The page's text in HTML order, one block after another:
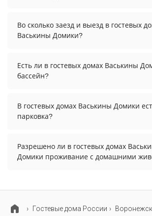
Васькины Домики начинается от
Чтобы увидеть актуальные цены на
Во сколько заезд и выезд в гостевых
Васькины Домики?
осуществить до 12:00.
Есть ли в гостевых домах Васькины
бассейн?
бассейна.
В гостевых домах Васькины Домики
парковка?
парковка, уточните информацию
бронированием у менеджера,
Разрешено ли в гостевых домах
Домики проживание с домашними
Гостевые дома России